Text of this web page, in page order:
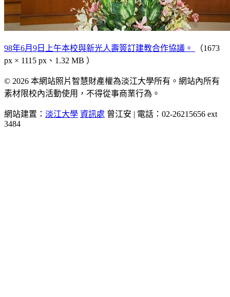
98年6月9日上午本校與新光人壽簽訂建教合作協議。
（1673
px × 1115 px、1.32 MB ）
© 2026 本網站照片智慧財產權為淡江大學所有。網站內所有
素材限校內活動使用，不得從事商業行為。
網站建置： 淡江大學 資訊處 曾江安 | 電話：02-26215656 ext
3484